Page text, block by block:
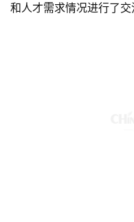
和人才需求情况进行了交